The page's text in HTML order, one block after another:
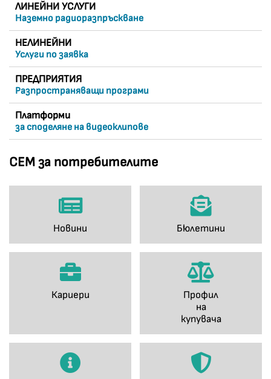
ЛИНЕЙНИ УСЛУГИ
Наземно радиоразпръскване
НЕЛИНЕЙНИ
Услуги по заявка
ПРЕДПРИЯТИЯ
Разпространяващи програми
Платформи
за споделяне на видеоклипове
СЕМ за потребителите
Новини Бюлетини
Кариери
Профил
на
купувача